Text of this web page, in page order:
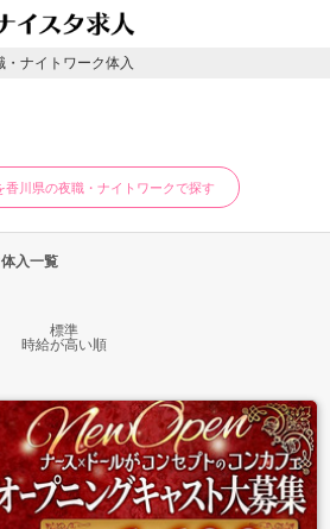
・ナイトワーク体入
香川県の夜職・ナイトワークで探す
入一覧
標準
時給が高い順